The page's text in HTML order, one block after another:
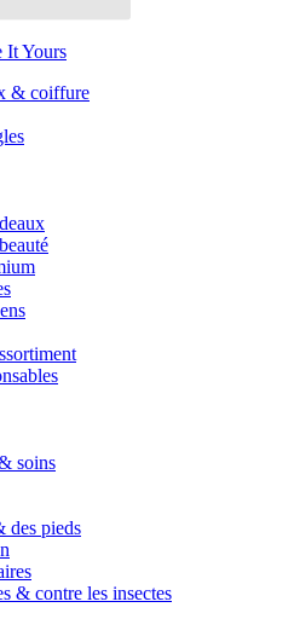
It Yours
& coiffure
soins
des pieds
& contre les insectes